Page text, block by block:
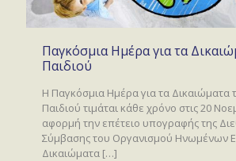
Παγκόσμια Ημέρα για τα
Παιδιού
Η Παγκόσμια Ημέρα για τα Δικαιώματα
Παιδιού τιμάται κάθε χρόνο στις 20
αφορμή την επέτειο υπογραφής της
Σύμβασης του Οργανισμού Ηνωμένων
Δικαιώματα […]